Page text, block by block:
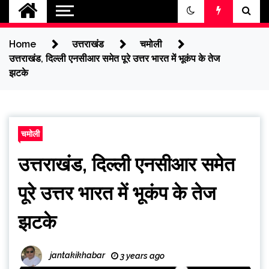
Home उत्तराखंड
चमोली
उत्तराखंड, दिल्ली एनसीआर समेत पूरे उत्तर भारत में भूकंप के तेज
झटके
चमोली
उत्तराखंड, दिल्ली एनसीआर समेत
पूरे उत्तर भारत में भूकंप के तेज
झटके
jantakikhabar 3 years ago